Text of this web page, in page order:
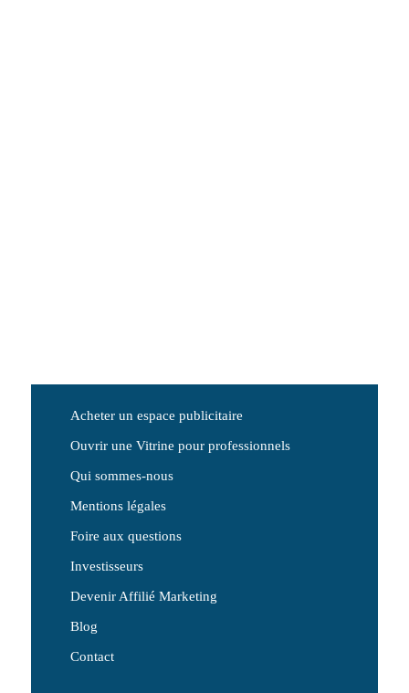
Acheter un espace publicitaire
Ouvrir une Vitrine pour professionnels
Qui sommes-nous
Mentions légales
Foire aux questions
Investisseurs
Devenir Affilié Marketing
Blog
Contact